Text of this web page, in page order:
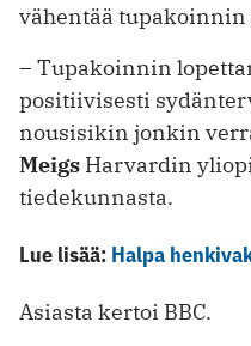
vähentää
– Tupakoinnin
positiivisesti
nousisikin jonkin
Meigs Harvardin
tiedekunnasta.
Lue lisää: Halpa
Asiasta kertoi BBC.